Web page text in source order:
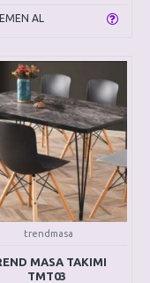
AL
trendmasa
MASA TAKIMI
TMT03